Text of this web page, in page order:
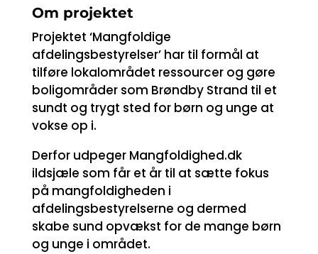
Om projektet
Projektet ‘Mangfoldige
afdelingsbestyrelser’ har til formål at
tilføre lokalområdet ressourcer og gøre
boligområder som Brøndby Strand til et
sundt og trygt sted for børn og unge at
vokse op i.
Derfor udpeger Mangfoldighed.dk
ildsjæle som får et år til at sætte fokus
på mangfoldigheden i
afdelingsbestyrelserne og dermed
skabe sund opvækst for de mange børn
og unge i området.